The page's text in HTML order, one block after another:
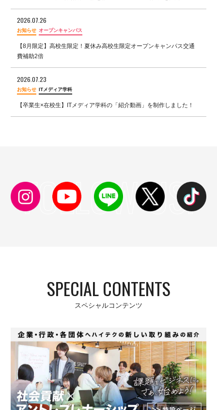
2026.07.26
お知らせ オープンキャンパス
【8月限定】高校生限定！夏休み高校生限定オープンキャンパス交通
費補助2倍
2026.07.23
お知らせ ITメディア学科
【卒業生×在校生】ITメディア学科の「紹介動画」を制作しました！
FOLLOW US!
SPECIAL CONTENTS
スペシャルコンテンツ